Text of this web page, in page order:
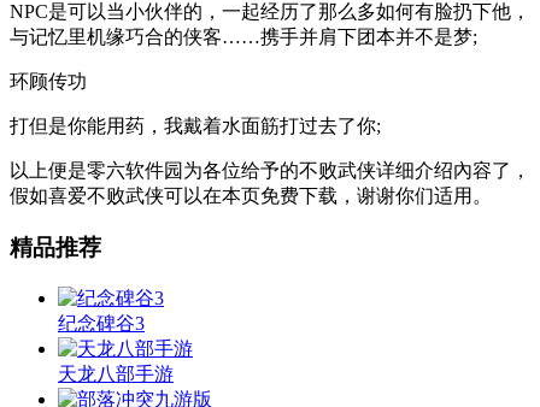
NPC是可以当小伙伴的，一起经历了那么多如何有脸扔下他，
与记忆里机缘巧合的侠客……携手并肩下团本并不是梦;
环顾传功
打但是你能用药，我戴着水面筋打过去了你;
以上便是零六软件园为各位给予的不败武侠详细介绍內容了，
假如喜爱不败武侠可以在本页免费下载，谢谢你们适用。
精品推荐
纪念碑谷3
天龙八部手游